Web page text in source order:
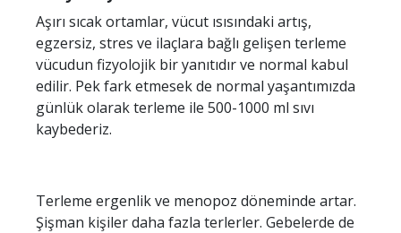
Aşırı sıcak ortamlar, vücut ısısındaki artış,
egzersiz, stres ve ilaçlara bağlı gelişen terleme
vücudun fizyolojik bir yanıtıdır ve normal kabul
edilir. Pek fark etmesek de normal yaşantımızda
günlük olarak terleme ile 500-1000 ml sıvı
kaybederiz.
Terleme ergenlik ve menopoz döneminde artar.
Şişman kişiler daha fazla terlerler. Gebelerde de